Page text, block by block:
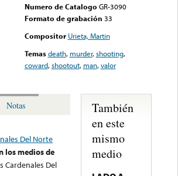
Numero de Catalogo GR-3090
Formato de grabación 33
Compositor Urieta, Martin
Temas death, murder,shooting,
coward,shootout, man,valor
Notas
Del Norte
los medios de
Cardenales Del
También
en este
mismo
medio